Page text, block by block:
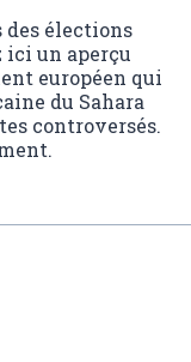
des élections
ici un aperçu
européen qui
du Sahara
controversés.